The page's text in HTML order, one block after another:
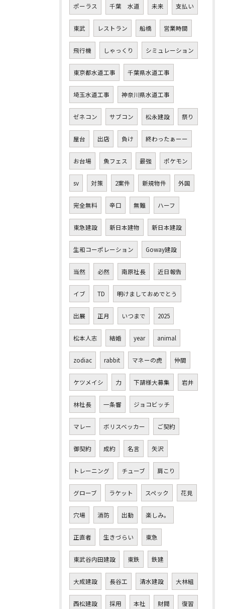
ポーラス 千葉 水道 未来 支払い
東武 レストラン 船橋 営業時間
飛行機 しゃっくり シミュレーション
東京都水道工事 千葉県水道工事
埼玉水道工事 神奈川県水道工事
ゼネコン サブコン 松永建設 祭り
屋台 出店 負け 終わったぁーー
お台場 魚フェス 最強 ポケモン
sv 対策 2案件 新規物件 外国
完全無料 辛口 無難 ハーフ
東急建設 新日本建物 新日本建設
生和コーポレーション Goway建設
当然 必然 南原社長 近日報告
イブ TD 明けましておめでとう
出展 正月 いつまで 2025
松本人志 結婚 year animal
zodiac rabbit マネーの虎 仲間
ケツメイシ 力 下請様大募集 岩井
林社長 一条響 ジョコビッチ
マレー ボリスベッカー ご契約
御契約 成約 名言 矢沢
トレーニング チューブ 肩こり
グローブ ラケット スペック 花見
穴場 消防 出動 楽しみ。
正直者 生きづらい 東急
東武谷内田建設 東鉄 鉄建
大成建設 長谷工 清水建設 大林組
西松建設 採用 本社 財閥 復習